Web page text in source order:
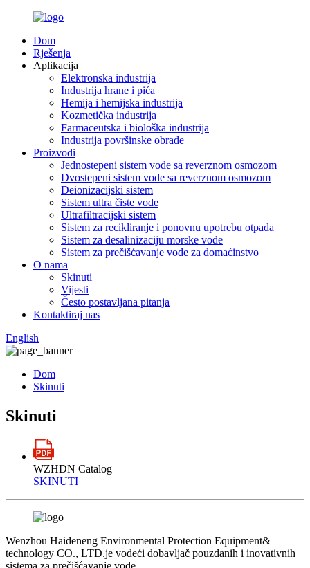
Dom
Rješenja
Aplikacija
Elektronska industrija
Industrija hrane i pića
Hemija i hemijska industrija
Kozmetička industrija
Farmaceutska i biološka industrija
Industrija površinske obrade
Proizvodi
Jednostepeni sistem vode sa reverznom osmozom
Dvostepeni sistem vode sa reverznom osmozom
Deionizacijski sistem
Sistem ultra čiste vode
Ultrafiltracijski sistem
Sistem za recikliranje i ponovnu upotrebu otpada
Sistem za desalinizaciju morske vode
Sistem za prečišćavanje vode za domaćinstvo
O nama
Skinuti
Vijesti
Često postavljana pitanja
Kontaktiraj nas
English
Dom
Skinuti
Skinuti
WZHDN Catalog
SKINUTI
Wenzhou Haideneng Environmental Protection Equipment&
technology CO., LTD.je vodeći dobavljač pouzdanih i inovativnih
sistema za prečišćavanje vode.